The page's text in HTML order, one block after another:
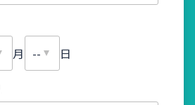
月 日